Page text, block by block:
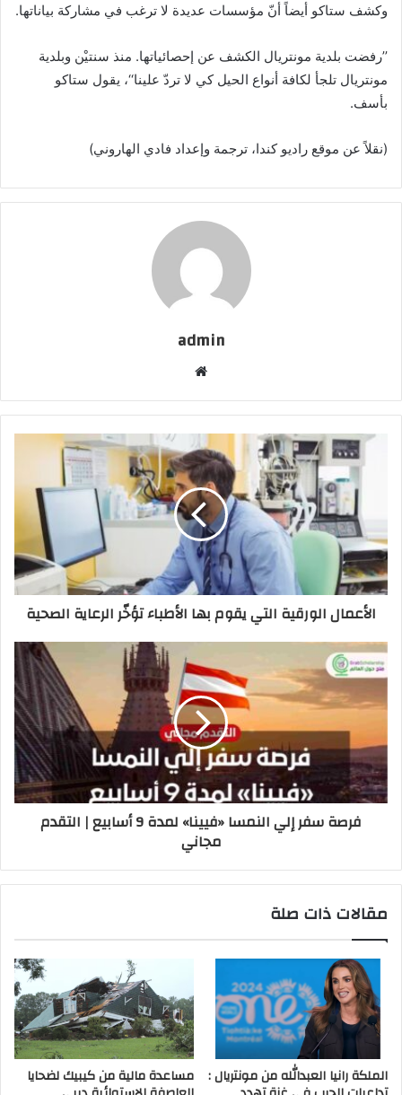
وكشف ستاكو أيضاً أنّ مؤسسات عديدة لا ترغب في مشاركة بياناتها.
’’رفضت بلدية مونتريال الكشف عن إحصائياتها. منذ سنتيْن وبلدية
مونتريال تلجأ لكافة أنواع الحيل كي لا تردّ علينا‘‘، يقول ستاكو
بأسف.
(نقلاً عن موقع راديو كندا، ترجمة وإعداد فادي الهاروني)
admin
الأعمال الورقية التي يقوم بها الأطباء تؤخّر الرعاية الصحية
فرصة سفر إلي النمسا «فيينا» لمدة 9 أسابيع | التقدم
مجاني
مقالات ذات صلة
الملكة رانيا العبدالله من مونتريال : مساعدة مالية من كيبيك لضحايا